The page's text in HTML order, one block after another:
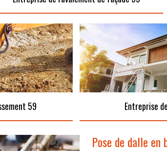
59 Entreprise
Pose de dalle